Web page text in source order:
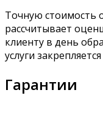
Точную стоимость
рассчитывает
клиенту в день
услуги
Гарантии